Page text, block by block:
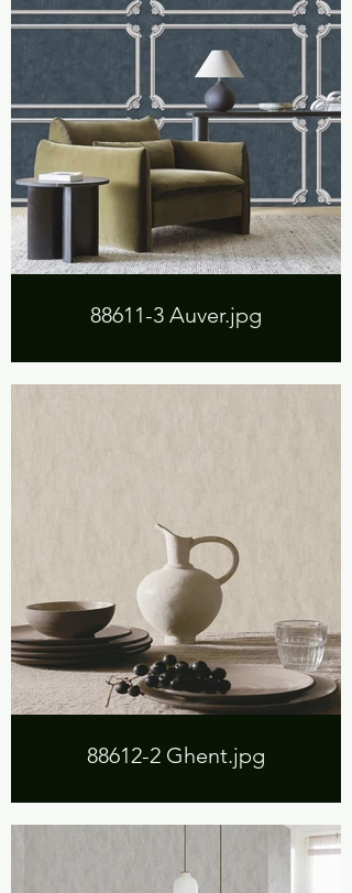
88611-3 Auver.jpg
88612-2 Ghent.jpg